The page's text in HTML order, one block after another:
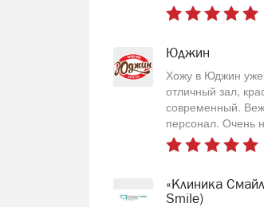
Юджин
Хожу в Юджин уже
отличный зал,
современный.
персонал. Очень
«Клиника
Smile)